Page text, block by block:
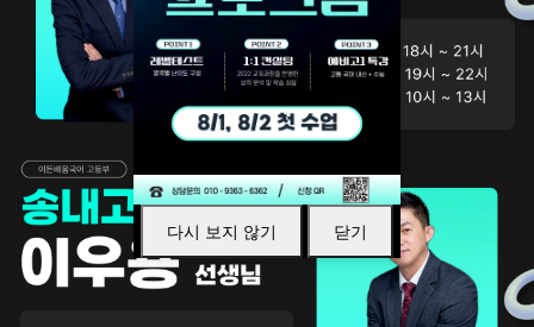
다시 보지 않기 닫기